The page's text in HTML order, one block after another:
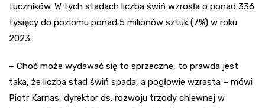
tuczników. W tych stadach liczba świń wzrosła o ponad 336
tysięcy do poziomu ponad 5 milionów sztuk (7%) w roku
2023.
– Choć może wydawać się to sprzeczne, to prawda jest
taka, że liczba stad świń spada, a pogłowie wzrasta – mówi
Piotr Karnas, dyrektor ds. rozwoju trzody chlewnej w